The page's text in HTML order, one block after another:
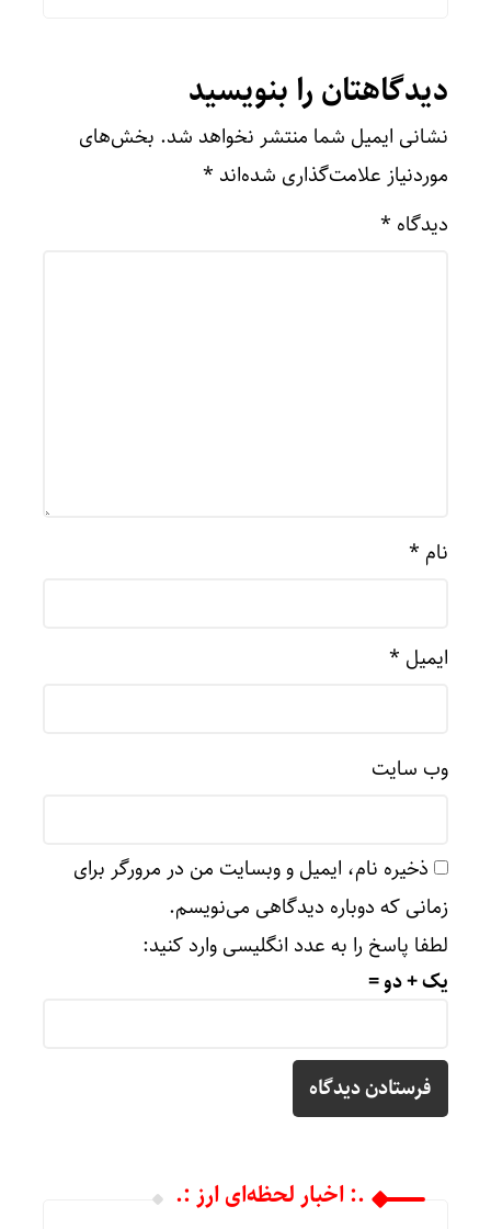
دیدگاهتان را بنویسید
نشانی ایمیل شما منتشر نخواهد شد. بخش‌های
موردنیاز علامت‌گذاری شده‌اند *
دیدگاه *
نام *
ایمیل *
وب‌ سایت
ذخیره نام، ایمیل و وبسایت من در مرورگر برای
زمانی که دوباره دیدگاهی می‌نویسم.
لطفا پاسخ را به عدد انگلیسی وارد کنید:
یک + دو =
.: اخبار لحظه‌ای ارز :.